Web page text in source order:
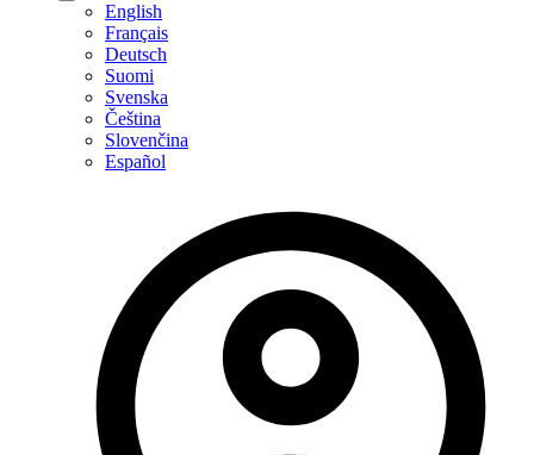
English
Français
Deutsch
Suomi
Svenska
Čeština
Slovenčina
Español